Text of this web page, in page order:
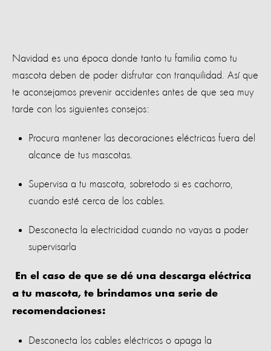
Navidad es una época donde tanto tu familia como tu
mascota deben de poder disfrutar con tranquilidad. Así que
te aconsejamos prevenir accidentes antes de que sea muy
tarde con los siguientes consejos:
Procura mantener las decoraciones eléctricas fuera del
alcance de tus mascotas.
Supervisa a tu mascota, sobretodo si es cachorro,
cuando esté cerca de los cables.
Desconecta la electricidad cuando no vayas a poder
supervisarla
En el caso de que se dé una descarga eléctrica
a tu mascota, te brindamos una serie de
recomendaciones:
Desconecta los cables eléctricos o apaga la